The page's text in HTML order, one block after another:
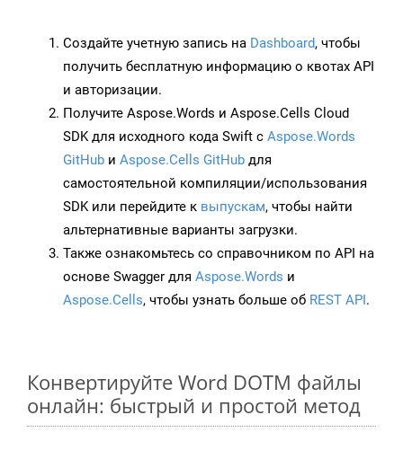
Создайте учетную запись на Dashboard, чтобы
получить бесплатную информацию о квотах API
и авторизации.
Получите Aspose.Words и Aspose.Cells Cloud
SDK для исходного кода Swift с Aspose.Words
GitHub и Aspose.Cells GitHub для
самостоятельной компиляции/использования
SDK или перейдите к выпускам, чтобы найти
альтернативные варианты загрузки.
Также ознакомьтесь со справочником по API на
основе Swagger для Aspose.Words и
Aspose.Cells, чтобы узнать больше об REST API.
Конвертируйте Word DOTM файлы
онлайн: быстрый и простой метод